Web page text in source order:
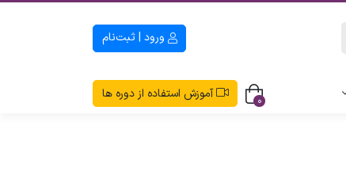
ورود | ثبت‌نام
0 آموزش استفاده از دوره ها